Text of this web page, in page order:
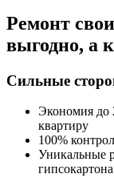
Ремонт
выгодно, а
Сильные
Экономия до
квартиру
100%
Уникальные